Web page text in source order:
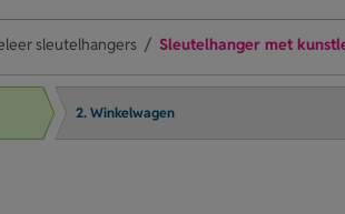
sleutelhangers Sleutelhanger met
2. Winkelwagen